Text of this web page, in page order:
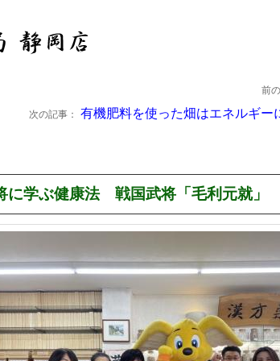
前
次の記事： 有機肥料を使った畑はエネルギー
に学ぶ健康法 戦国武将「毛利元就」